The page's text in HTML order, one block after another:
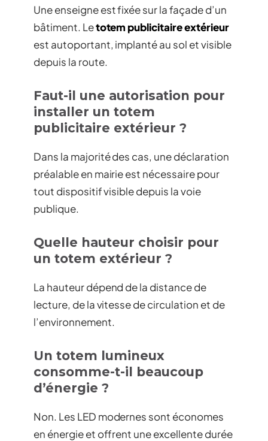
Une enseigne est fixée sur la façade d’un
bâtiment. Letotem publicitaire extérieur
est autoportant, implanté au sol et visible
depuis la route.
Faut-il une autorisation pour
installer un totem
publicitaire extérieur ?
Dans la majorité des cas, une déclaration
préalable en mairie est nécessaire pour
tout dispositif visible depuis la voie
publique.
Quelle hauteur choisir pour
un totem extérieur ?
La hauteur dépend de la distance de
lecture, de la vitesse de circulation et de
l’environnement.
Un totem lumineux
consomme-t-il beaucoup
d’énergie ?
Non. Les LED modernes sont économes
en énergie et offrent une excellente durée